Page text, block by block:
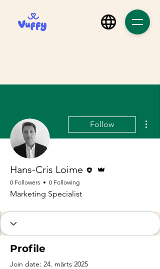
Follow
Hans-Cris Loime
0 Followers 0 Following
Marketing Specialist
Profile
Join date: 24. märts 2025